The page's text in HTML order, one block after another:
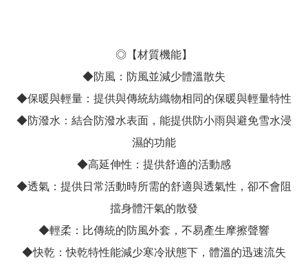
◎【材質機能】
◆防風：防風並減少體溫散失
◆保暖與輕量：提供與傳統紡織物相同的保暖與輕量特性
◆防潑水：結合防潑水表面，能提供防小雨與避免雪水浸
濕的功能
◆高延伸性：提供舒適的活動感
◆透氣：提供日常活動時所需的舒適與透氣性，卻不會阻
擋身體汗氣的散發
◆輕柔：比傳統的防風外套，不易產生摩擦聲響
◆快乾：快乾特性能減少寒冷狀態下，體溫的迅速流失